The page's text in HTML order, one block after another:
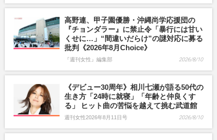
高野連、甲子園優勝・沖縄尚学応援団の
『チョンダラー』に禁止令「暴行には甘い
くせに…」“間違いだらけ”の謎対応に募る
批判《2026年8月Choice》
『週刊女性』編集部 2026/8/10
《デビュー30周年》相川七瀬が語る50代の
生き方「24時に就寝」「年齢と仲良くす
る」 ヒット曲の苦悩を越えて挑む武道館
週刊女性2026年8月11日号 2026/8/10